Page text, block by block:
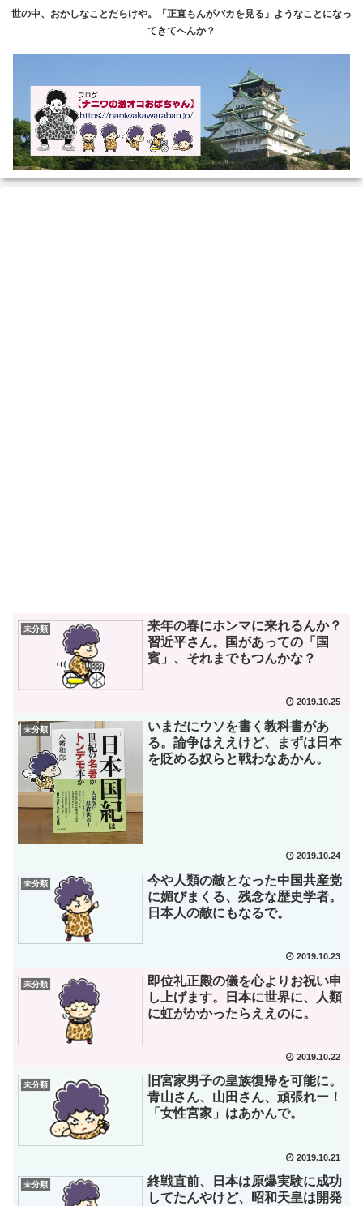
世の中、おかしなことだらけや。「正直もんがバカを見る」ようなことになっ
てきてへんか？
未分類
来年の春にホンマに来れるんか？
習近平さん。国があっての「国
賓」、それまでもつんかな？
2019.10.25
未分類
いまだにウソを書く教科書があ
る。論争はええけど、まずは日本
を貶める奴らと戦わなあかん。
2019.10.24
未分類
今や人類の敵となった中国共産党
に媚びまくる、残念な歴史学者。
日本人の敵にもなるで。
2019.10.23
未分類
即位礼正殿の儀を心よりお祝い申
し上げます。日本に世界に、人類
に虹がかかったらええのに。
2019.10.22
未分類
旧宮家男子の皇族復帰を可能に。
青山さん、山田さん、頑張れー！
「女性宮家」はあかんで。
2019.10.21
未分類
終戦直前、日本は原爆実験に成功
してたんやけど、昭和天皇は開発